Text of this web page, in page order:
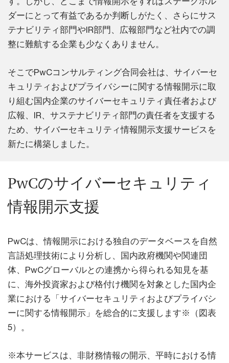
ダーにとって有益であるか判断しがたく、さらにサス
テナビリティ部門やIR部門、広報部門など社内での調
整に難航する企業も少なくありません。
そこでPwCコンサルティング合同会社は、サイバーセ
キュリティおよびプライバシーに関する情報開示に取
り組む国内企業のサイバーセキュリティ責任者および
広報、IR、サステナビリティ部門の責任者を支援する
ため、サイバーセキュリティ情報開示支援サービスを
新たに構築しました。
PwCのサイバーセキュリティ
情報開示支援
PwCは、情報開示における独自のデータベースを自然
言語処理技術により分析し、国内政府機関や関連団
体、PwCグローバルとの連携から得られる知見を基
に、海外投資家および格付け機関を対象とした国内企
業における「サイバーセキュリティおよびプライバシ
ーに関する情報開示」を総合的に支援します※（図表
5）。
※本サービスは、非財務情報の開示、平時における情